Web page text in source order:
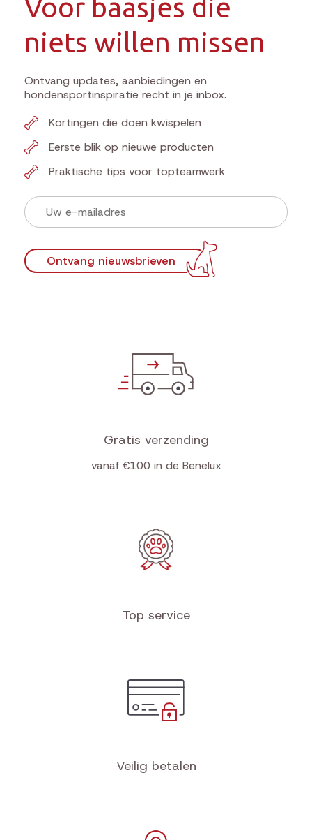
Voor baasjes die
niets willen missen
Ontvang updates, aanbiedingen en
hondensportinspiratie recht in je inbox.
Kortingen die doen kwispelen
Eerste blik op nieuwe producten
Praktische tips voor topteamwerk
Ontvang nieuwsbrieven
Gratis verzending
vanaf €100 in de Benelux
Top service
Veilig betalen